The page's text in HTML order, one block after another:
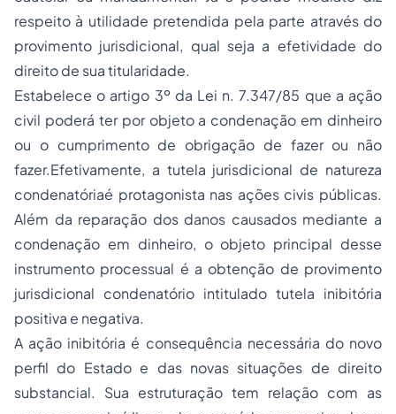
respeito à utilidade pretendida pela parte através do
provimento jurisdicional, qual seja a efetividade do
direito de sua titularidade.
Estabelece o artigo 3º da Lei n. 7.347/85 que a ação
civil poderá ter por objeto a condenação em dinheiro
ou o cumprimento de obrigação de fazer ou não
fazer.Efetivamente, a tutela jurisdicional de natureza
condenatóriaé protagonista nas ações civis públicas.
Além da reparação dos danos causados mediante a
condenação em dinheiro, o objeto principal desse
instrumento processual é a obtenção de provimento
jurisdicional condenatório intitulado tutela inibitória
positiva e negativa.
A ação inibitória é consequência necessária do novo
perfil do Estado e das novas situações de direito
substancial. Sua estruturação tem relação com as